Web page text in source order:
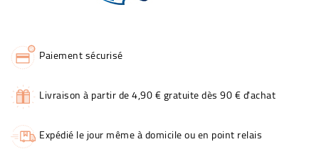
Paiement sécurisé
Livraison à partir de 4,90 € gratuite dès 90 € d'achat
Expédié le jour même à domicile ou en point relais